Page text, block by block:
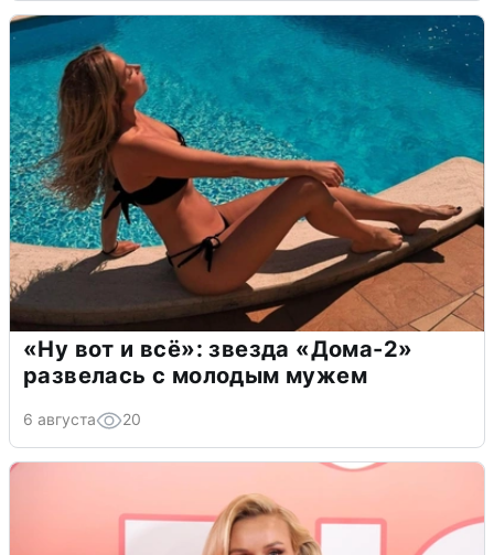
«Ну вот и всё»: звезда «Дома-2»
развелась с молодым мужем
6 августа 20